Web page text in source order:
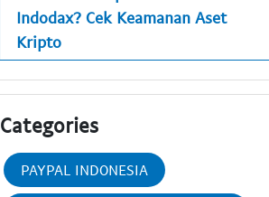
Indodax? Cek Keamanan Aset
Kripto
Categories
PAYPAL INDONESIA